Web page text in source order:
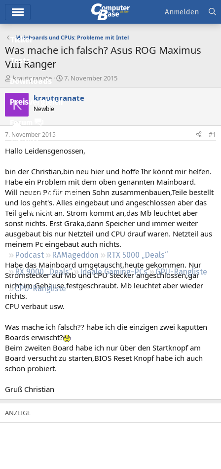
Ticker
Tests
Downloads
Preisvergleich
Forum
Aktuelles
Neue Beiträge
Neueste Aktivitäten
Leserartikel
Regeln
Podcast RAMageddon
RTX 5000 „Deals“
RX 9000 „Deals“
Ideale Gaming-PCs
GPU-Rangliste
CPU-Rangliste
Anmelden
Mainboards und CPUs: Probleme mit Intel
Was mache ich falsch? Asus ROG Maximus
VIII Ranger
E
r
s
t
l
e
r
krautgranate
E
s
t
a
7. November 2015
K krautgranate
Newbie
7. November 2015 #1
Hallo Leidensgenossen,
bin der Christian,bin neu hier und hoffe Ihr könnt mir helfen.
Habe ein Problem mit dem oben genannten Mainboard.
Will neuen Pc für meinen Sohn zusammenbauen,Teile bestellt
und los geht's. Alles eingebaut und angeschlossen aber das
Teil geht nicht an. Strom kommt an,das Mb leuchtet aber
sonst nichts. Erst Graka,dann Speicher und immer weiter
ausgebaut bis nur Netzteil und CPU drauf waren. Netzteil aus
meinem Pc eingebaut auch nichts.
Habe das Mainboard umgetauscht,heute gekommen. Nur
Stromstecker auf Mb und CPU Stecker angeschlossen,gar
nicht im Gehäuse festgeschraubt. Mb leuchtet aber wieder
nichts.
CPU verbaut usw.
Was mache ich falsch?? habe ich die einzigen zwei kaputten
Boards erwischt?
Beim zweiten Board habe ich nur über den Startknopf am
Board versucht zu starten,BIOS Reset Knopf habe ich auch
schon probiert.
Gruß Christian